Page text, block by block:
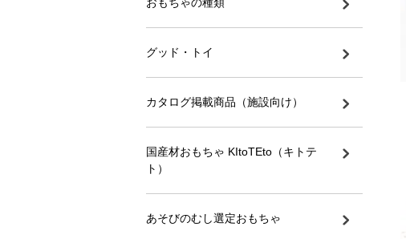
おもちゃの種類
グッド・トイ
カタログ掲載商品（施設向け）
国産材おもちゃ KItoTEto（キトテ
ト）
あそびのむし選定おもちゃ